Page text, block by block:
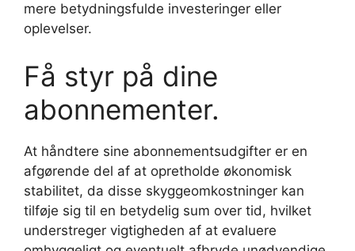
mere betydningsfulde investeringer eller
oplevelser.
Få styr på dine
abonnementer.
At håndtere sine abonnementsudgifter er en
afgørende del af at opretholde økonomisk
stabilitet, da disse skyggeomkostninger kan
tilføje sig til en betydelig sum over tid, hvilket
understreger vigtigheden af at evaluere